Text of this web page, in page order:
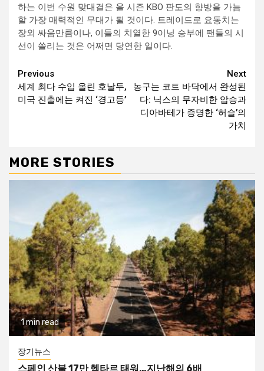
하는 이번 수원 맞대결은 올 시즌 KBO 판도의 향방을 가늠
할 가장 매력적인 무대가 될 것이다. 트레이드로 요동치는
장외 싸움만큼이나, 이들의 치열한 9이닝 승부에 팬들의 시
선이 쏠리는 것은 어쩌면 당연한 일이다.
Continue
Reading
Previous
세계 최다 수입 올린 호날두,
미국 진출에는 켜진 ‘경고등’
Next
농구는 코트 바닥에서 완성된
다: 닉스의 무자비한 압승과
디아바테가 증명한 ‘허슬’의
가치
MORE STORIES
1 min read
장기뉴스
스페인 산불 17만 헥타르 태워…지난해의 6배